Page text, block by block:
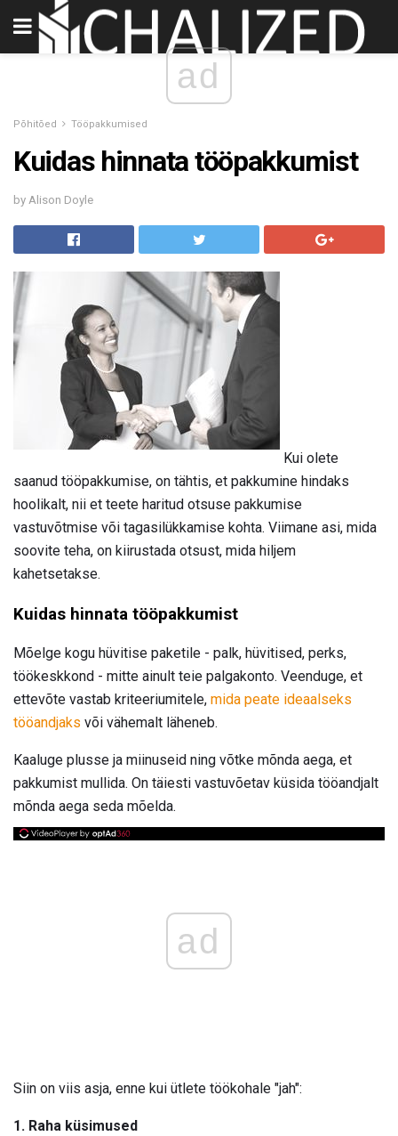
ad
Põhitõed Tööpakkumised
Kuidas hinnata tööpakkumist
by Alison Doyle
Kui olete
saanud tööpakkumise, on tähtis, et pakkumine hindaks
hoolikalt, nii et teete haritud otsuse pakkumise
vastuvõtmise või tagasilükkamise kohta. Viimane asi, mida
soovite teha, on kiirustada otsust, mida hiljem
kahetsetakse.
Kuidas hinnata tööpakkumist
Mõelge kogu hüvitise paketile - palk, hüvitised, perks,
töökeskkond - mitte ainult teie palgakonto. Veenduge, et
ettevõte vastab kriteeriumitele, mida peate ideaalseks
tööandjaks või vähemalt läheneb.
Kaaluge plusse ja miinuseid ning võtke mõnda aega, et
pakkumist mullida. On täiesti vastuvõetav küsida tööandjalt
mõnda aega seda mõelda.
ad
Siin on viis asja, enne kui ütlete töökohale "jah":
1. Raha küsimused